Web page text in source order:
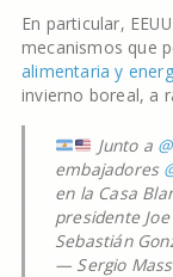
En particular,
mecanismos que
alimentaria y
invierno boreal, a
Junto a
embajadores
en la Casa
presidente
Sebastián
— Sergio